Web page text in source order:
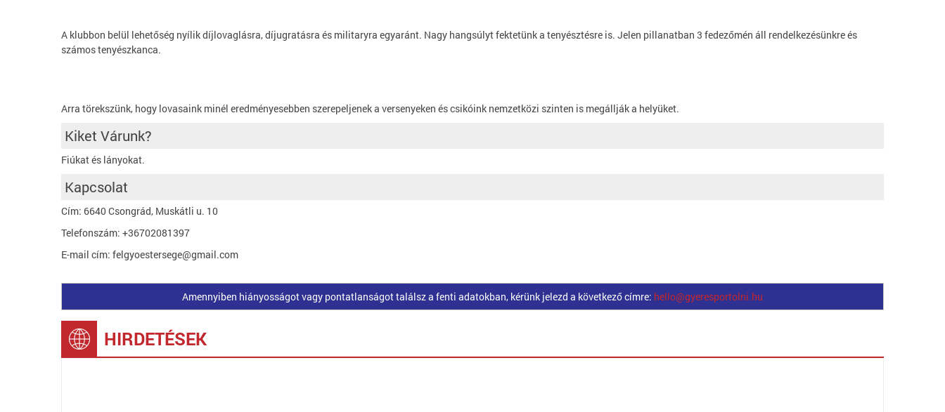
A klubbon belül lehetőség nyílik díjlovaglásra, díjugratásra és militaryra egyaránt. Nagy hangsúlyt fektetünk a tenyésztésre is. Jelen pillanatban 3 fedezőmén áll rendelkezésünkre és
számos tenyészkanca.
Arra törekszünk, hogy lovasaink minél eredményesebben szerepeljenek a versenyeken és csikóink nemzetközi szinten is megállják a helyüket.
Kiket Várunk?
Fiúkat és lányokat.
Kapcsolat
Cím: 6640 Csongrád, Muskátli u. 10
Telefonszám: +36702081397
E-mail cím: felgyoestersege@gmail.com
Amennyiben hiányosságot vagy pontatlanságot találsz a fenti adatokban, kérünk jelezd a következő címre: hello@gyeresportolni.hu
HIRDETÉSEK